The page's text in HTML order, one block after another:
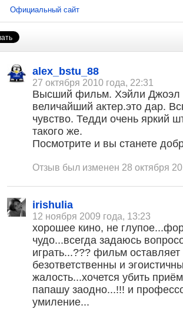
Официальный сайт
Номинация «Лучшая музыка к
alex_bstu_88
27 октября 2010 года, 22:31
Высший фильм. Хэйли Джоэл
величайший актер.это дар.
чувство. Тедди очень яркий
такого же.
Посмотрите и вы станете
Отзыв был изменен 28 октября
irishulia
12 ноября 2009 года, 13:23
хорошее кино, не
чудо...всегда задаюсь
играть...??? фильм
безответственны и
жалость...хочется убить
папашу заодно...!!! и
умиление...